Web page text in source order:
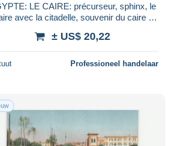
LE CAIRE: précurseur, sphinx, le
avec la citadelle, souvenir du caire -
± US$ 20,22
Professioneel handelaar